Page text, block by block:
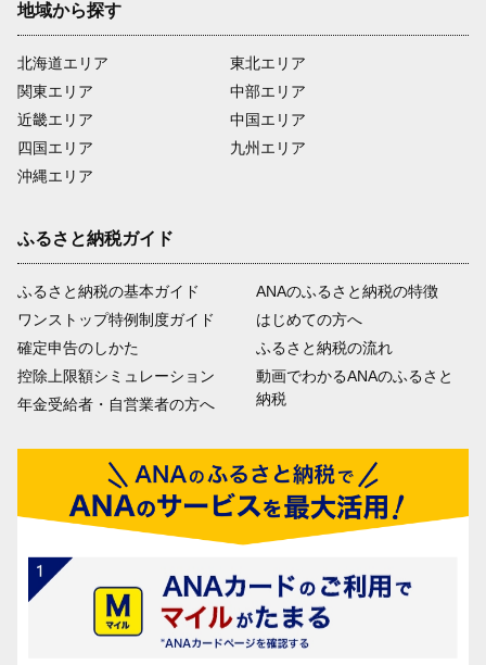
地域から探す
北海道エリア
関東エリア
近畿エリア
四国エリア
沖縄エリア
東北エリア
中部エリア
中国エリア
九州エリア
ふるさと納税ガイド
ふるさと納税の基本ガイド
ワンストップ特例制度ガイド
確定申告のしかた
控除上限額シミュレーション
年金受給者・自営業者の方へ
ANAのふるさと納税の特徴
はじめての方へ
ふるさと納税の流れ
動画でわかるANAのふるさと
納税